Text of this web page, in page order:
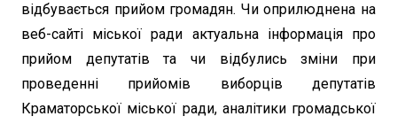
відбувається прийом громадян. Чи оприлюднена на
веб-сайті міської ради актуальна інформація про
прийом депутатів та чи відбулись зміни при
проведенні прийомів виборців депутатів
Краматорської міської ради, аналітики громадської